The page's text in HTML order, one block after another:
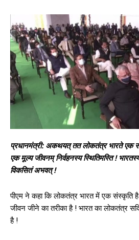
प्रधानमंत्री: अकथयत् तत लोकतंत्र भारते एक
एक मूल्य जीवनम् निर्वहनस्य स्थितिमस्ति !
विकसितं अभवत् !
पीएम ने कहा कि लोकतंत्र भारत में एक संस्कृति
जीवन जीने का तरीका है ! भारत का लोकतंत्र
है !